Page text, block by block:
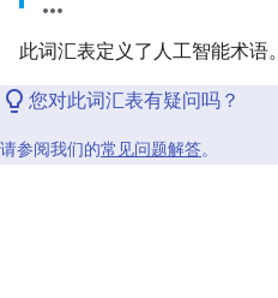
此词汇表定义了人工智能术语。
您对此词汇表有疑问吗？
请参阅我们的常见问题解答。